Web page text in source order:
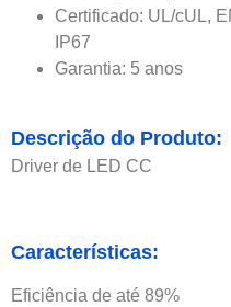
Certificado: UL/cUL,
IP67
Garantia: 5 anos
Descrição do Produto:
Driver de LED CC
Características:
Eficiência de até 89%